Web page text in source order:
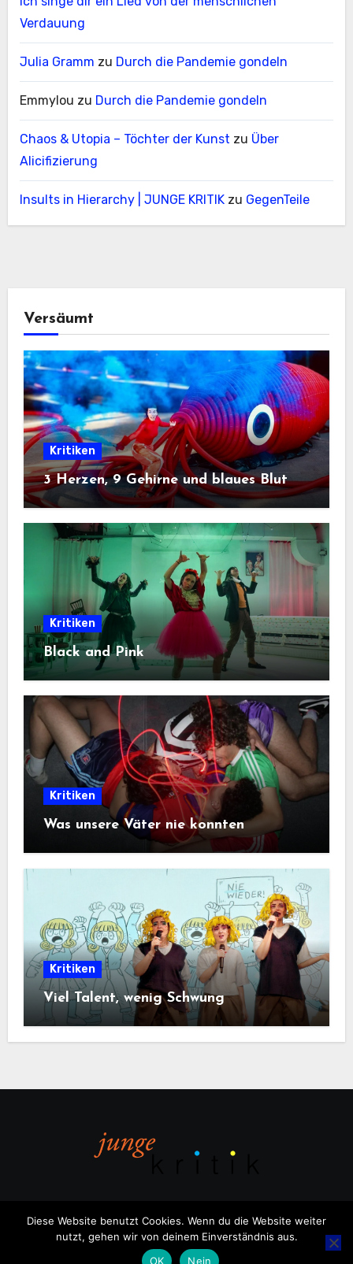
Verdauung
Julia Gramm zu Durch die Pandemie gondeln
Emmylou zu Durch die Pandemie gondeln
Chaos & Utopia – Töchter der Kunst zu Über
Alicifizierung
Insults in Hierarchy | JUNGE KRITIKzu GegenTeile
Versäumt
Kritiken
3 Herzen, 9 Gehirne und blaues Blut
Kritiken
Black and Pink
Kritiken
Was unsere Väter nie konnten
Kritiken
Viel Talent, wenig Schwung
Copyright © All rights reserved |Blogusvon
Themeansar
Diese Website benutzt Cookies. Wenn du die Website weiter
nutzt, gehen wir von deinem Einverständnis aus.
OK
Nein